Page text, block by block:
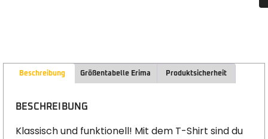
Beschreibung Größentabelle Erima Produktsicherheit
BESCHREIBUNG
Klassisch und funktionell! Mit dem T-Shirt sind du